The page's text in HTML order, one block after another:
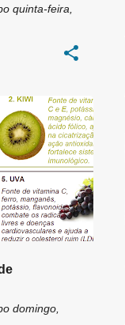
quinta-feira,
domingo,